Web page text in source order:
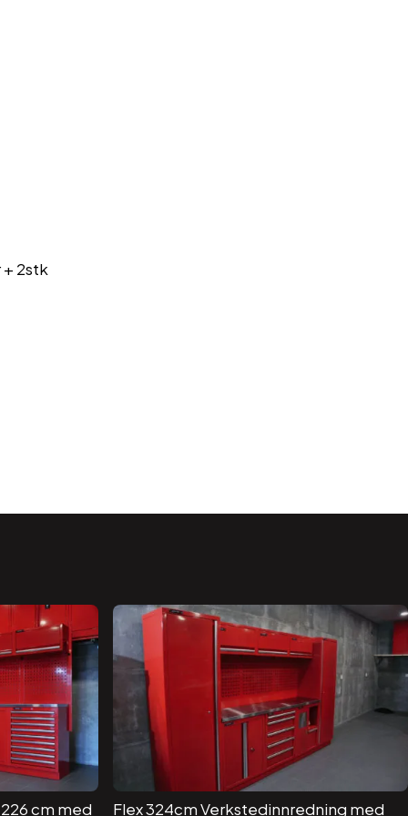
2stk
cm med Flex 324cm Verkstedinnredning med